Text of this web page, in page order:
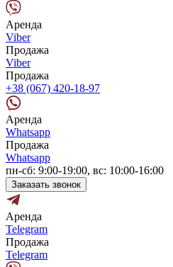
Аренда
Viber
Продажа
Viber
Продажа
+38 (067) 420-18-97
Аренда
Whatsapp
Продажа
Whatsapp
пн-сб: 9:00-19:00, вс: 10:00-16:00
Заказать звонок
Аренда
Telegram
Продажа
Telegram